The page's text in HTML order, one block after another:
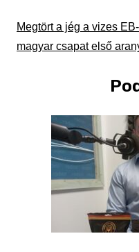
Megtört a jég a vizes
magyar csapat első